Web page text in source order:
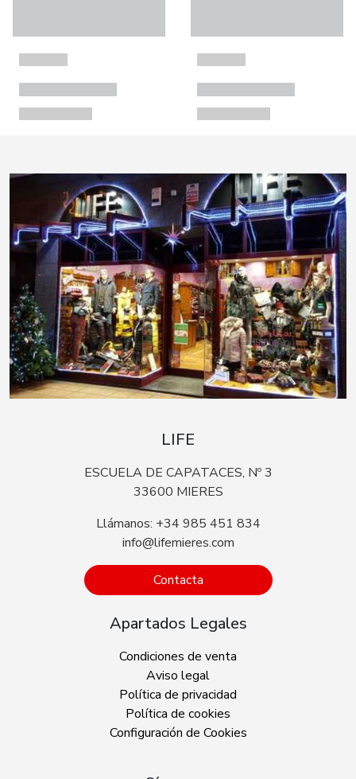
LIFE
ESCUELA DE CAPATACES, Nº 3
33600 MIERES
Llámanos: +34 985 451 834
info@lifemieres.com
Contacta
Apartados Legales
Condiciones de venta
Aviso legal
Política de privacidad
Política de cookies
Configuración de Cookies